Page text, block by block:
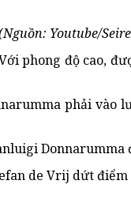
Youtube/
phong độ cao,
phải vào
de Vrij dứt